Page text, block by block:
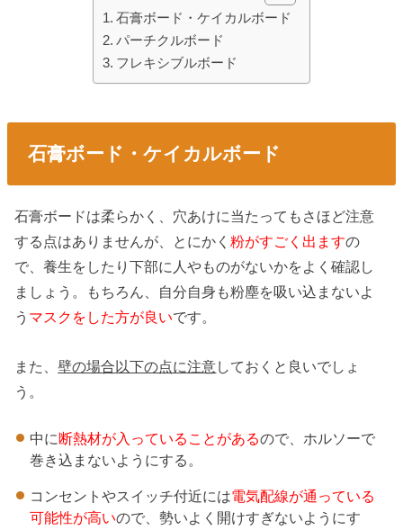
石膏ボード・ケイカルボード
パーチクルボード
フレキシブルボード
石膏ボード・ケイカルボード
石膏ボードは柔らかく、穴あけに当たってもさほど注意
する点はありませんが、とにかく粉がすごく出ますの
で、養生をしたり下部に人やものがないかをよく確認し
ましょう。もちろん、自分自身も粉塵を吸い込まないよ
う マスクをした方が良いです。
また、壁の場合以下の点に注意しておくと良いでしょ
う。
中に断熱材が入っていることがあるので、ホルソーで
巻き込まないようにする。
コンセントやスイッチ付近には電気配線が通っている
可能性が高いので、勢いよく開けすぎないようにす